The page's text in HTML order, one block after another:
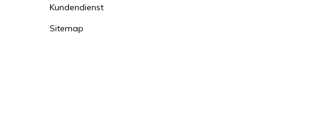
Kundendienst
Sitemap